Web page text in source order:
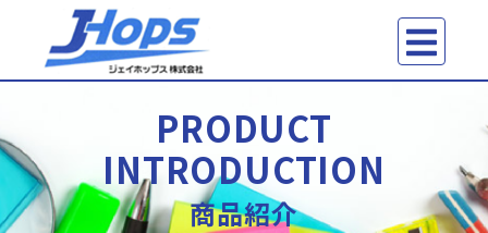
PRODUCT
INTRODUCTION
商品紹介